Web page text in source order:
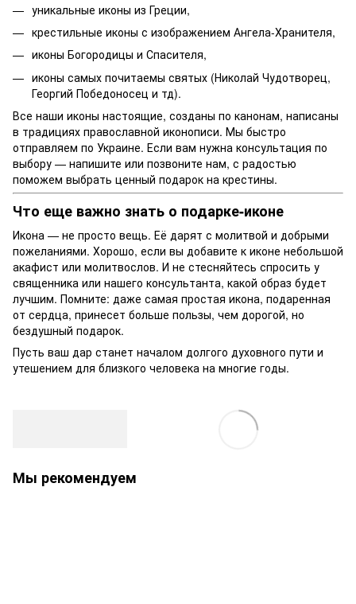
уникальные иконы из Греции,
крестильные иконы с изображением Ангела-Хранителя,
иконы Богородицы и Спасителя,
иконы самых почитаемы святых (Николай Чудотворец,
Георгий Победоносец и тд).
Все наши иконы настоящие, созданы по канонам, написаны
в традициях православной иконописи. Мы быстро
отправляем по Украине. Если вам нужна консультация по
выбору — напишите или позвоните нам, с радостью
поможем выбрать ценный подарок на крестины.
Что еще важно знать о подарке-иконе
Икона — не просто вещь. Её дарят с молитвой и добрыми
пожеланиями. Хорошо, если вы добавите к иконе небольшой
акафист или молитвослов. И не стесняйтесь спросить у
священника или нашего консультанта, какой образ будет
лучшим. Помните: даже самая простая икона, подаренная
от сердца, принесет больше пользы, чем дорогой, но
бездушный подарок.
Пусть ваш дар станет началом долгого духовного пути и
утешением для близкого человека на многие годы.
Мы рекомендуем